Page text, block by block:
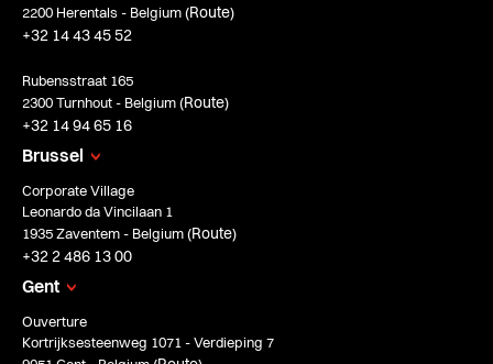
2200 Herentals - Belgium (Route)
+32 14 43 45 52
Rubensstraat 165
2300 Turnhout - Belgium (Route)
+32 14 94 65 16
Brussel
Corporate Village
Leonardo da Vincilaan 1
1935 Zaventem - Belgium (Route)
+32 2 486 13 00
Gent
Ouverture
Kortrijksesteenweg 1071 - Verdieping 7